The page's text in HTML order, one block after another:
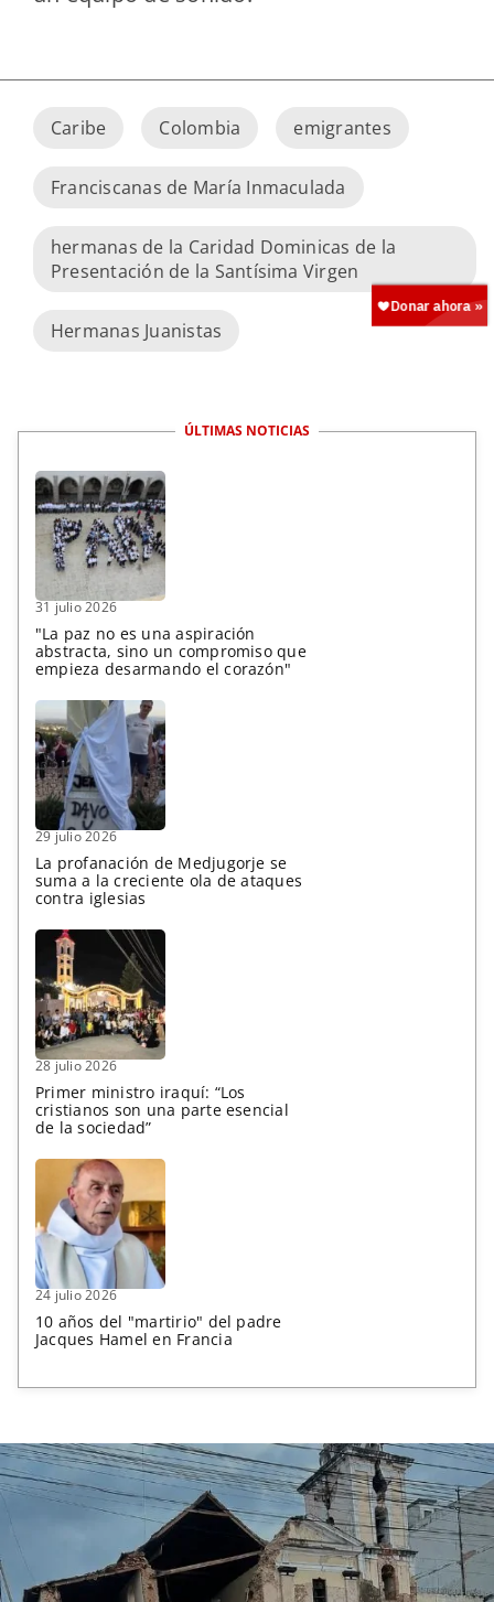
Caribe Colombia emigrantes
Franciscanas de María Inmaculada
hermanas de la Caridad Dominicas de la
Presentación de la Santísima Virgen
Hermanas Juanistas
ÚLTIMAS NOTICIAS
31 julio 2026
"La paz no es una aspiración
abstracta, sino un compromiso que
empieza desarmando el corazón"
29 julio 2026
La profanación de Medjugorje se
suma a la creciente ola de ataques
contra iglesias
28 julio 2026
Primer ministro iraquí: “Los
cristianos son una parte esencial
de la sociedad”
24 julio 2026
10 años del "martirio" del padre
Jacques Hamel en Francia